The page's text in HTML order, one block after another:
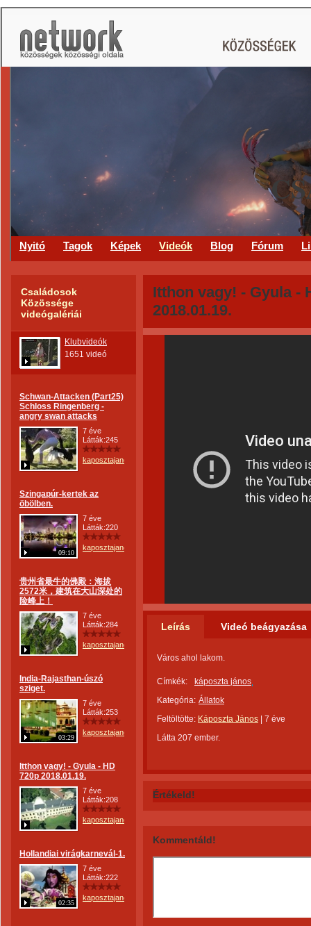
Nyitó Tagok Képek Videók Blog Fórum
Családosok
Közössége
videógalériái
Klubvideók
1651 videó
Schwan-Attacken (Part25)
Schloss Ringenberg -
angry swan attacks
7 éve
Látták:245
kaposztajanos
Szingapúr-kertek az
öbölben.
09:10
7 éve
Látták:220
kaposztajanos
贵州省最牛的佛殿：海拔
2572米，建筑在大山深处的
险峰上！
7 éve
Látták:284
kaposztajanos
India-Rajasthan-úszó
sziget.
03:29
7 éve
Látták:253
kaposztajanos
Itthon vagy! - Gyula - HD
720p 2018.01.19.
7 éve
Látták:208
kaposztajanos
Hollandiai virágkarnevál-1.
02:35
7 éve
Látták:222
kaposztajanos
Itthon vagy! - Gyula -
2018.01.19.
Leírás Videó beágyazása
Város ahol lakom.
Címkék:
káposzta jános
Kategória: Állatok
Feltöltötte: Káposzta János
7 éve
Látta 207 ember.
Értékeld!
Kommentáld!